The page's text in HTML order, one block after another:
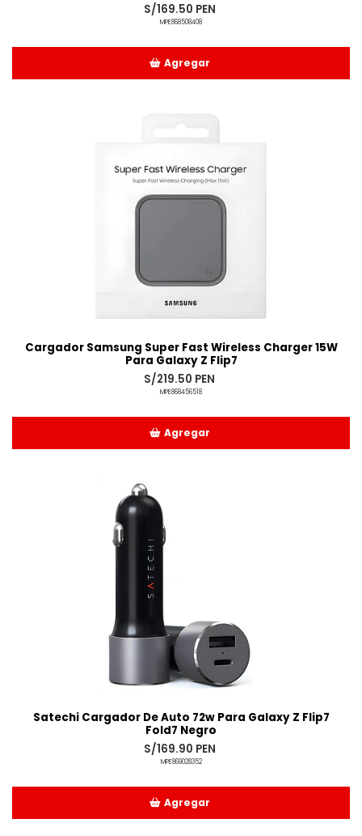
S/169.50 PEN
MPE868508408
Agregar
Cargador Samsung Super Fast Wireless Charger 15W
Para Galaxy Z Flip7
S/219.50 PEN
MPE868456518
Agregar
Satechi Cargador De Auto 72w Para Galaxy Z Flip7
Fold7 Negro
S/169.90 PEN
MPE869028352
Agregar